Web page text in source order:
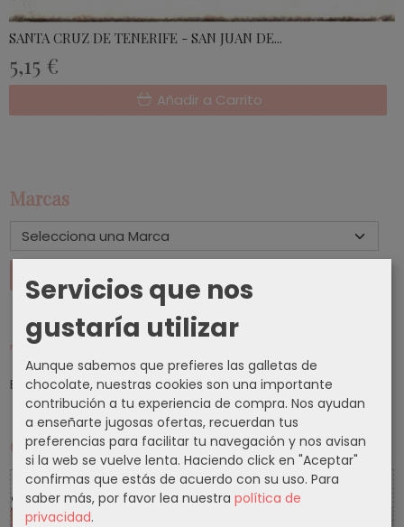
Marcas
Tu Carrito (0)
El carrito de la compra está vacío
Cupones
5 % Cupon Descuento
SANTA CRUZ DE TENERIFE - SAN JUAN DE...
5,15 €
Añadir a Carrito
Servicios que nos
gustaría utilizar
Aunque sabemos que prefieres las galletas de
chocolate, nuestras cookies son una importante
contribución a tu experiencia de compra. Nos ayudan
a enseñarte jugosas ofertas, recuerdan tus
preferencias para facilitar tu navegación y nos avisan
si la web se vuelve lenta. Haciendo click en "Aceptar"
confirmas que estás de acuerdo con su uso. Para
saber más, por favor lea nuestra política de
privacidad.